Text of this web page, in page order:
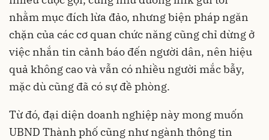
nhằm mục đích lừa đảo, nhưng biện pháp ngăn
chặn của các cơ quan chức năng cũng chỉ dừng ở
việc nhắn tin cảnh báo đến người dân, nên hiệu
quả không cao và vẫn có nhiều người mắc bẫy,
mặc dù cũng đã có sự đề phòng.
Từ đó, đại diện doanh nghiệp này mong muốn
UBND Thành phố cũng như ngành thông tin